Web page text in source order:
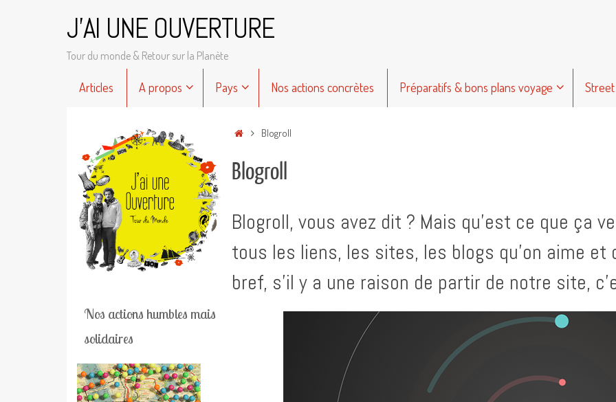
J'AI UNE OUVERTURE
Tour du monde & Retour sur la Planète
Articles A propos Pays Nos actions concrètes Préparatifs & bons plans voyage
AccueilBlogroll
Blogroll
Blogroll, vous avez dit ? Mais qu’est ce que ça
tous les liens, les sites, les blogs qu’on aime et
bref, s’il y a une raison de partir de notre site,
Nos actions humbles mais
solidaires